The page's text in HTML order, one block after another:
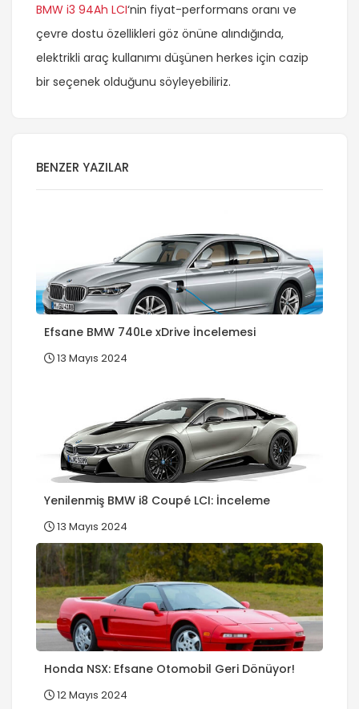
BMW i3 94Ah LCI‘nin fiyat-performans oranı ve
çevre dostu özellikleri göz önüne alındığında,
elektrikli araç kullanımı düşünen herkes için cazip
bir seçenek olduğunu söyleyebiliriz.
BENZER YAZILAR
Efsane BMW 740Le xDrive İncelemesi
13 Mayıs 2024
Yenilenmiş BMW i8 Coupé LCI: İnceleme
13 Mayıs 2024
Honda NSX: Efsane Otomobil Geri Dönüyor!
12 Mayıs 2024